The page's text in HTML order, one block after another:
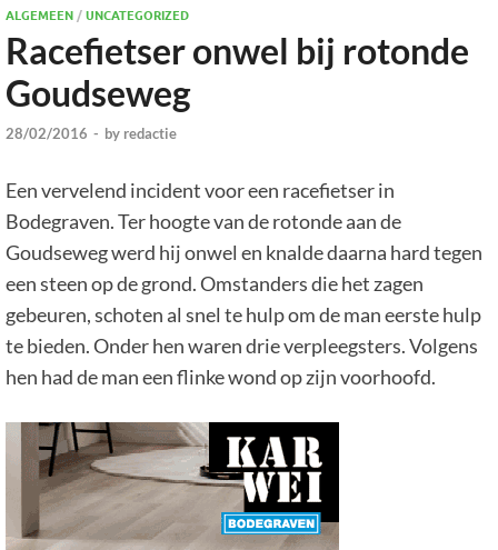
ALGEMEEN/UNCATEGORIZED
Racefietser onwel bij rotonde
Goudseweg
28/02/2016 - by redactie
Een vervelend incident voor een racefietser in
Bodegraven. Ter hoogte van de rotonde aan de
Goudseweg werd hij onwel en knalde daarna hard tegen
een steen op de grond. Omstanders die het zagen
gebeuren, schoten al snel te hulp om de man eerste hulp
te bieden. Onder hen waren drie verpleegsters. Volgens
hen had de man een flinke wond op zijn voorhoofd.